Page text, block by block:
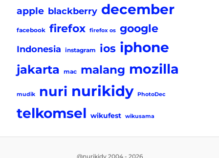
apple blackberry december
facebook firefox firefox os google
Indonesia instagram ios iphone
jakarta mac malang mozilla
mudik nuri nurikidy PhotoDec
telkomsel wikufest wikusama
@nurikidy 2004 - 2026